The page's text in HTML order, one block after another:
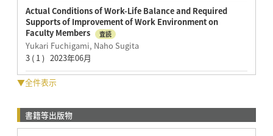
Actual Conditions of Work-Life Balance and Required
Supports of Improvement of Work Environment on
Faculty Members
査読
Yukari Fuchigami, Naho Sugita
3 ( 1 ) 2023年06月
▼全件表示
書籍等出版物